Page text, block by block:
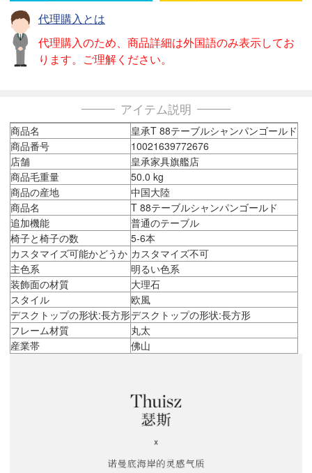
代理購入とは
代理購入のため、商品詳細は外国語のみ表示してお
ります。ご理解ください。
アイテム説明
商品名
皇承T 88テーブルシャンパンゴールド
商品番号
10021639772676
店舗
皇承家具旗艦店
商品毛重量
50.0 kg
商品の産地
中国大陸
商品名
T 88テーブルシャンパンゴールド
追加機能
普通のテーブル
椅子と椅子の数
5-6本
カスタマイズ可能かどうか カスタマイズ不可
主色系
明るい色系
装飾面の材質
大理石
スタイル
欧風
デスクトップの形状:長方形デスクトップの形状:長方形
フレーム材質
丸太
産業帯
佛山